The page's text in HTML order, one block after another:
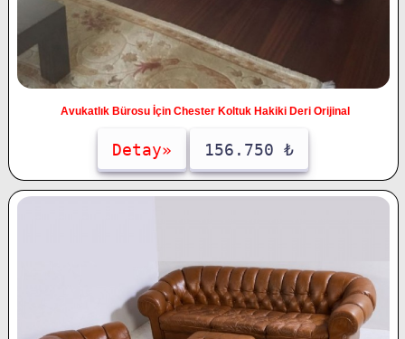
Avukatlık Bürosu İçin Chester Koltuk Hakiki Deri Orijinal
Detay» 156.750 ₺